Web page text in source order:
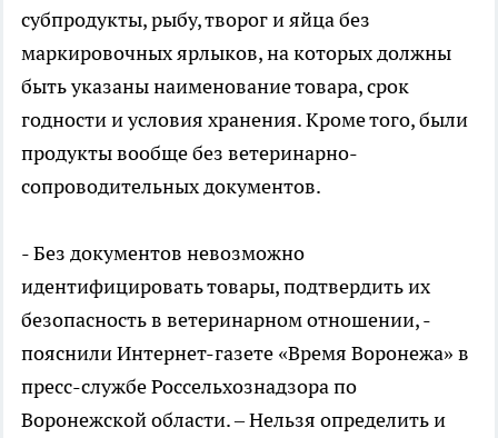
субпродукты, рыбу, творог и яйца без
маркировочных ярлыков, на которых должны
быть указаны наименование товара, срок
годности и условия хранения. Кроме того, были
продукты вообще без ветеринарно-
сопроводительных документов.
- Без документов невозможно
идентифицировать товары, подтвердить их
безопасность в ветеринарном отношении, -
пояснили Интернет-газете «Время Воронежа» в
пресс-службе Россельхознадзора по
Воронежской области. – Нельзя определить и